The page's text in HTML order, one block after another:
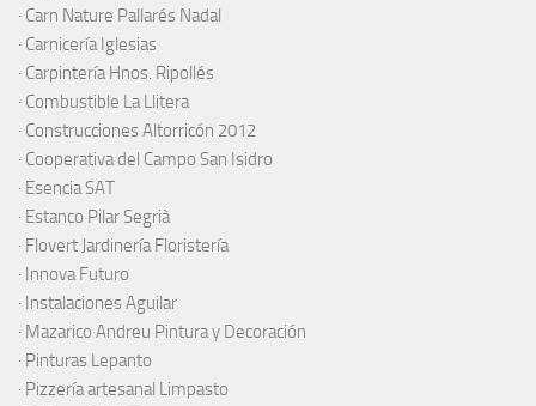
· Carn Nature Pallarés Nadal
· Carnicería Iglesias
· Carpintería Hnos. Ripollés
· Combustible La Llitera
· Construcciones Altorricón 2012
· Cooperativa del Campo San Isidro
· Esencia SAT
· Estanco Pilar Segrià
· Flovert Jardinería Floristería
· Innova Futuro
· Instalaciones Aguilar
· Mazarico Andreu Pintura y Decoración
· Pinturas Lepanto
· Pizzería artesanal Limpasto